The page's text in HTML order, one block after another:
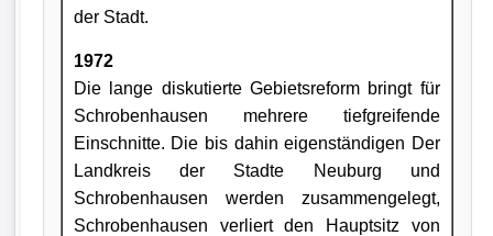
der Stadt.
1972
Die lange diskutierte Gebietsreform bringt für
Schrobenhausen mehrere tiefgreifende
Einschnitte. Die bis dahin eigenständigen Der
Landkreis der Stadte Neuburg und
Schrobenhausen werden zusammengelegt,
Schrobenhausen verliert den Hauptsitz von